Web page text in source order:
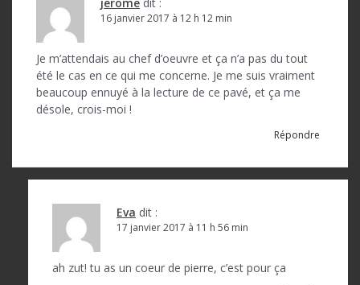
16 janvier 2017 à 12 h 12 min
Je m’attendais au chef d’oeuvre et ça n’a pas du tout
été le cas en ce qui me concerne. Je me suis vraiment
beaucoup ennuyé à la lecture de ce pavé, et ça me
désole, crois-moi !
Répondre
Eva dit :
17 janvier 2017 à 11 h 56 min
ah zut! tu as un coeur de pierre, c’est pour ça